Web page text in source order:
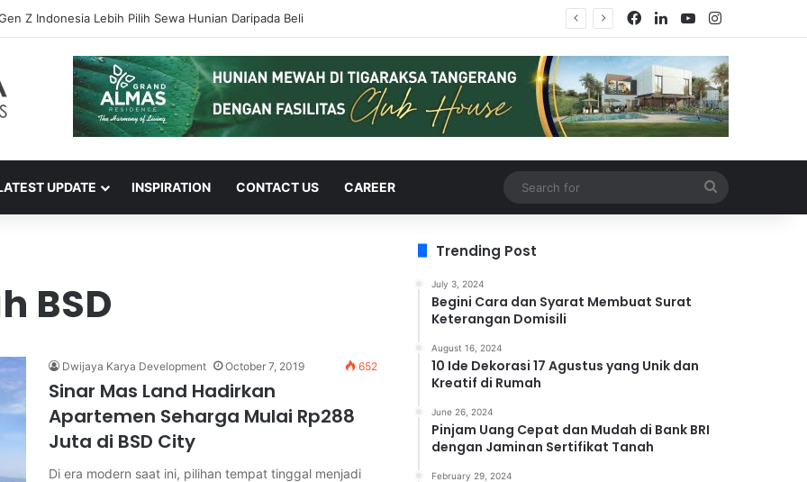
Z Indonesia Lebih Pilih Sewa Hunian Daripada Beli Facebook
LinkedIn
YouTubeInstagram
UPDATE INSPIRATION CONTACT US CAREER
for
BSD
Dwijaya Karya Development October 7, 2019 652
Sinar Mas Land Hadirkan
Apartemen Seharga Mulai Rp288
Juta di BSD City
Di era modern saat ini, pilihan tempat tinggal menjadi
Trending Post
July 3, 2024
Begini Cara dan Syarat Membuat Surat
Keterangan Domisili
August 16, 2024
10 Ide Dekorasi 17 Agustus yang Unik dan
Kreatif di Rumah
June 26, 2024
Pinjam Uang Cepat dan Mudah di Bank BRI
dengan Jaminan Sertifikat Tanah
February 29, 2024